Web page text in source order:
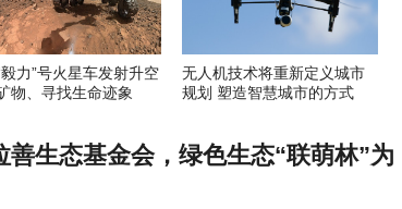
毅力”号火星车发射升空
物、寻找生命迹象
无人机技术将重新定义城市
规划 塑造智慧城市的方式
生态基金会，绿色生态“联萌林”为